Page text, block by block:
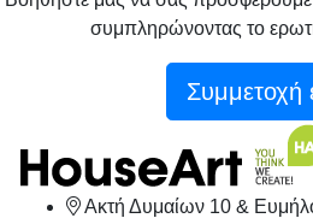
συμπληρώνοντας το
Συμμετοχή
Ακτή Δυμαίων 10 &